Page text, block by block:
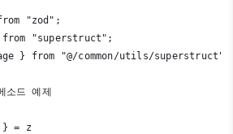
"zod";
"superstruct";
} from "@/common/utils/superstruct";
드 예제
} = z